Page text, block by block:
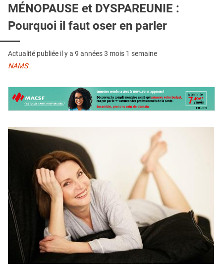
QUI SOMMES-NOUS ?
PUBLICITÉ
CONDITIONS GÉNÉRALES
CONTACT
MÉNOPAUSE et DYSPAREUNIE :
Pourquoi il faut oser en parler
Actualité publiée il y a 9 années 3 mois 1 semaine
NAMS